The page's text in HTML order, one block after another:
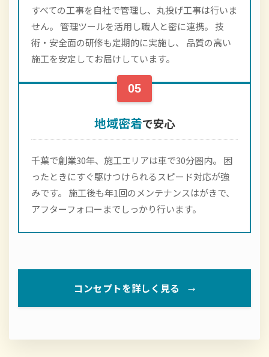
すべての工事を自社で管理し、丸投げ工事は行いま
せん。 管理ツールを活用し職人と密に連携。 技
術・安全面の研修も定期的に実施し、 品質の高い
施工を安定してお届けしています。
05
地域密着で安心
千葉で創業30年、施工エリアは車で30分圏内。 困
ったときにすぐ駆けつけられるスピード対応が強
みです。 施工後も年1回のメンテナンスはがきで、
アフターフォローまでしっかり行います。
コンセプトを詳しく見る →